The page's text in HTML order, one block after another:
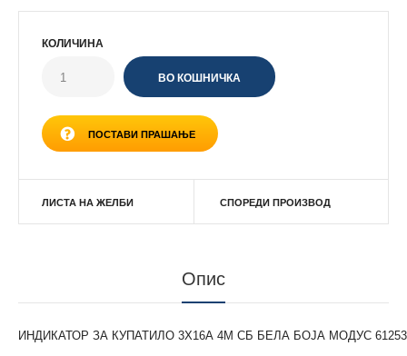
КОЛИЧИНА
ПОСТАВИ ПРАШАЊЕ
ЛИСТА НА ЖЕЛБИ СПОРЕДИ ПРОИЗВОД
Опис
ИНДИКАТОР ЗА КУПАТИЛО 3Х16А 4М СБ БЕЛА БОЈА МОДУС